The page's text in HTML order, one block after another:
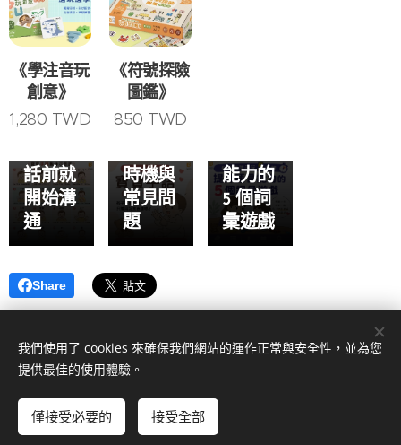
《學注音玩
創意》
1,280 TWD
《符號探險
圖鑑》
850 TWD
寶手語
整理｜
16 個日
常實用
幫助孩
話前就
開始溝
通
語是什
麼？語
言治療
師解析
處、最
時機與
常見問
題
能力的
5 個詞
彙遊戲
Share
© BaeGo培果教育
由Webnode提供技術支援
我們使用了 cookies 來確保我們網站的運作正常與安全性，並為您
提供最佳的使用體驗。
僅接受必要的 接受全部